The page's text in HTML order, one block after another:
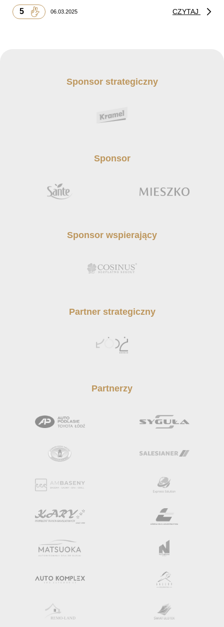
5 06.03.2025 CZYTAJ
Sponsor strategiczny
Sponsor
Sponsor wspierający
Partner strategiczny
Partnerzy